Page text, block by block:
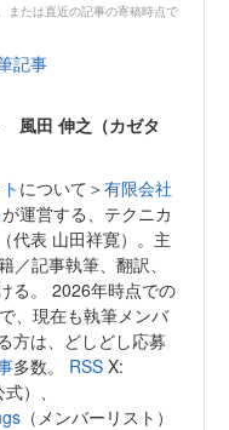
または直近の記事の寄稿時点で
記事
風田 伸之（カゼタ
について＞有限会社
が運営する、テクニカ
代表 山田祥寛）。主
／記事執筆、翻訳、
る。 2026年時点での
、現在も執筆メンバ
方は、どしどし応募
多数。 RSS X:
式）、
（メンバーリスト）